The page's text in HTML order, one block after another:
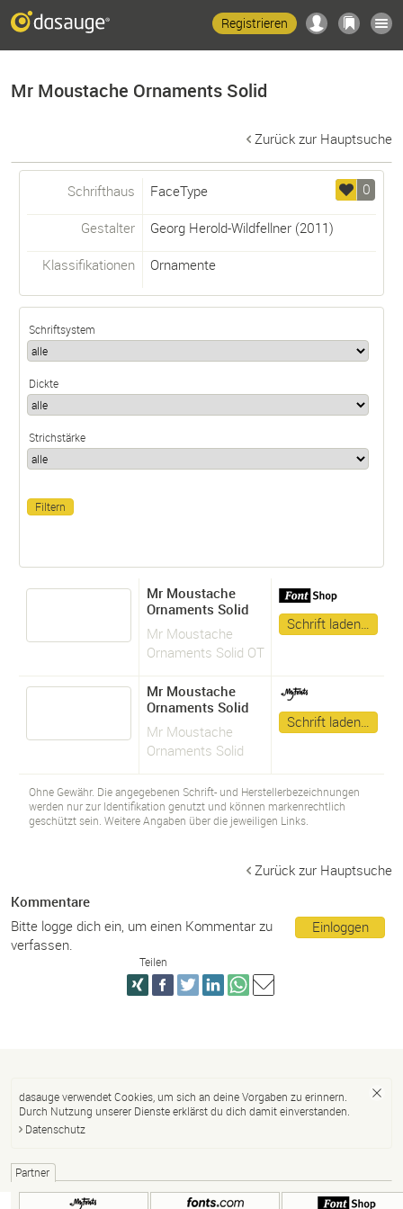
Registrieren
Mr Moustache Ornaments Solid
Zurück zur Hauptsuche
0
Schrifthaus FaceType
Gestalter Georg Herold-Wildfellner(2011)
Klassifikationen Ornamente
Schriftsystem
Dickte
Strichstärke
Mr Moustache
Ornaments Solid
Mr Moustache
Ornaments Solid OT
Schrift laden…
Mr Moustache
Ornaments Solid
Mr Moustache
Ornaments Solid
Schrift laden…
Ohne Gewähr. Die angegebenen Schrift- und Herstellerbezeichnungen
werden nur zur Identifikation genutzt und können markenrechtlich
geschützt sein. Weitere Angaben über die jeweiligen Links.
Zurück zur Hauptsuche
Kommentare
Einloggen
Bitte logge dich ein, um einen Kommentar zu
verfassen.
Teilen
dasauge verwendet Cookies, um sich an deine Vorgaben zu erinnern.
Durch Nutzung unserer Dienste erklärst du dich damit einverstanden.
Datenschutz
Partner